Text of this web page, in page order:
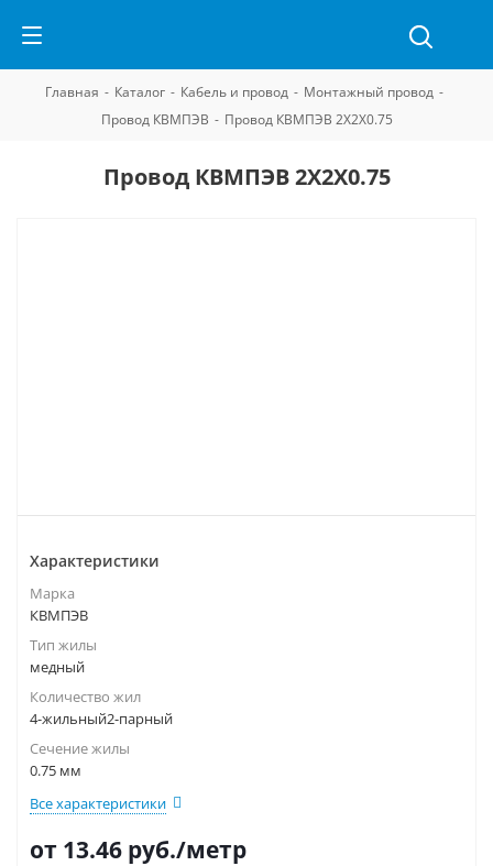
Главная - Каталог - Кабель и провод - Монтажный провод -
Провод КВМПЭВ - Провод КВМПЭВ 2Х2Х0.75
Провод КВМПЭВ 2Х2Х0.75
Характеристики
Марка
КВМПЭВ
Тип жилы
медный
Количество жил
4-жильный2-парный
Сечение жилы
0.75 мм
Все характеристики
от 13.46 руб./метр